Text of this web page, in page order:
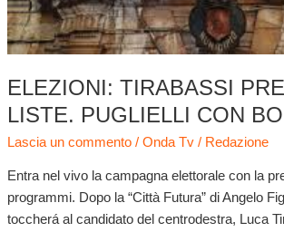
ELEZIONI: TIRABASSI
LISTE. PUGLIELLI CON
Lascia un commento / Onda Tv/ Redazione
Entra nel vivo la campagna elettorale con la
programmi. Dopo la “Città Futura” di Angelo
toccherá al candidato del centrodestra, Luca